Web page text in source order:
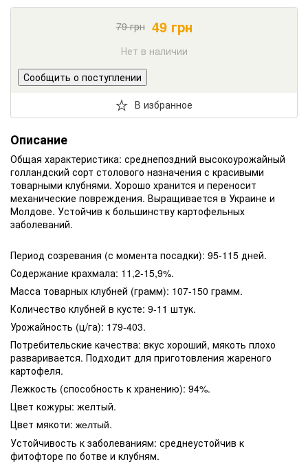
79грн 49грн
Нет в наличии
Сообщить о поступлении
В избранное
Описание
Общая характеристика: среднепоздний высокоурожайный
голландский сорт столового назначения с красивыми
товарными клубнями. Хорошо хранится и переносит
механические повреждения. Выращивается в Украине и
Молдове. Устойчив к большинству картофельных
заболеваний.
Период созревания (с момента посадки): 95-115 дней.
Содержание крахмала: 11,2-15,9%.
Масса товарных клубней (грамм): 107-150 грамм.
Количество клубней в кусте: 9-11 штук.
Урожайность (ц/га): 179-403.
Потребительские качества: вкус хороший, мякоть плохо
разваривается. Подходит для приготовления жареного
картофеля.
Лежкость (способность к хранению): 94%.
Цвет кожуры: желтый.
Цвет мякоти: желтый.
Устойчивость к заболеваниям: среднеустойчив к
фитофторе по ботве и клубням.